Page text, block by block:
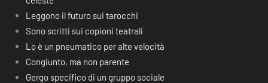
Leggono il futuro sui tarocchi
Sono scritti sui copioni teatrali
Lo è un pneumatico per alte velocità
Congiunto, ma non parente
Gergo specifico di un gruppo sociale